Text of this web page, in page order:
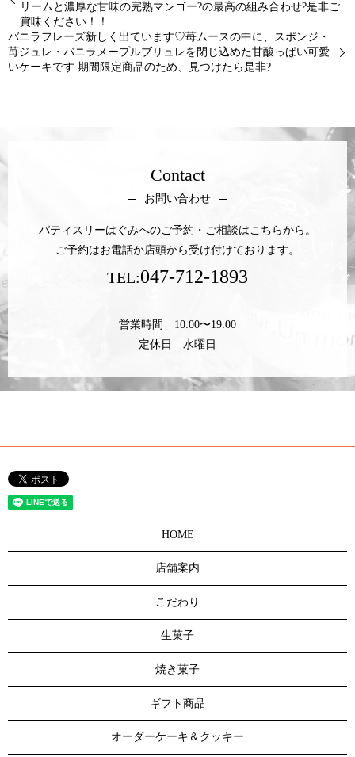
リームと濃厚な甘味の完熟マンゴー?の最高の組み合わせ?是非ご
賞味ください！！
バニラフレーズ新しく出ています♡苺ムースの中に、スポンジ・
苺ジュレ・バニラメープルブリュレを閉じ込めた甘酸っぱい可愛
いケーキです 期間限定商品のため、見つけたら是非?
Contact
お問い合わせ
パティスリーはぐみへのご予約・ご相談はこちらから。
ご予約はお電話か店頭から受け付けております。
TEL:047-712-1893
営業時間 10:00〜19:00
定休日 水曜日
HOME
店舗案内
こだわり
生菓子
焼き菓子
ギフト商品
オーダーケーキ＆クッキー